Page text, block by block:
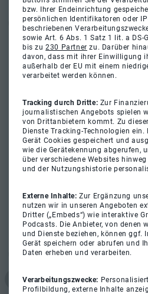
bzw. Ihrer Endeinrichtung
persönlichen Identifikatoren oder
beschriebenen
sowie Art. 6 Abs. 1 Satz 1 lit. a DS-
bis zu230 Partner zu. Darüber
davon, dass mit ihrer Einwilligung
außerhalb der EU mit einem
verarbeitet werden können.
Tracking durch Dritte: Zur
journalistischen Angebots spielen
von Drittanbietern kommt. Zu
Dienste Tracking-Technologien
Gerät Cookies gespeichert und
wie die Gerätekennung abgerufen,
über verschiedene Websites
und der Nutzungshistorie
Externe Inhalte:Zur Ergänzung
nutzen wir in unseren Angeboten
Dritter („Embeds“) wie interaktive
Podcasts. Die Anbieter, von denen
und Dienste beziehen, können ggf.
Gerät speichern oder abrufen und
Daten erheben und verarbeiten.
Verarbeitungszwecke:
Profilbildung, externe Inhalte